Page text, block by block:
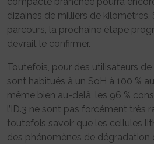
dizaines de milliers de
parcours, la prochaine étape
devrait le confirmer.
Toutefois, pour des utilisateurs
sont habitués à un SoH à 100 %
même bien au-delà, les 96 %
l’ID.3 ne sont pas forcément très
toutefois savoir que les cellules
des phénomènes de dégradation